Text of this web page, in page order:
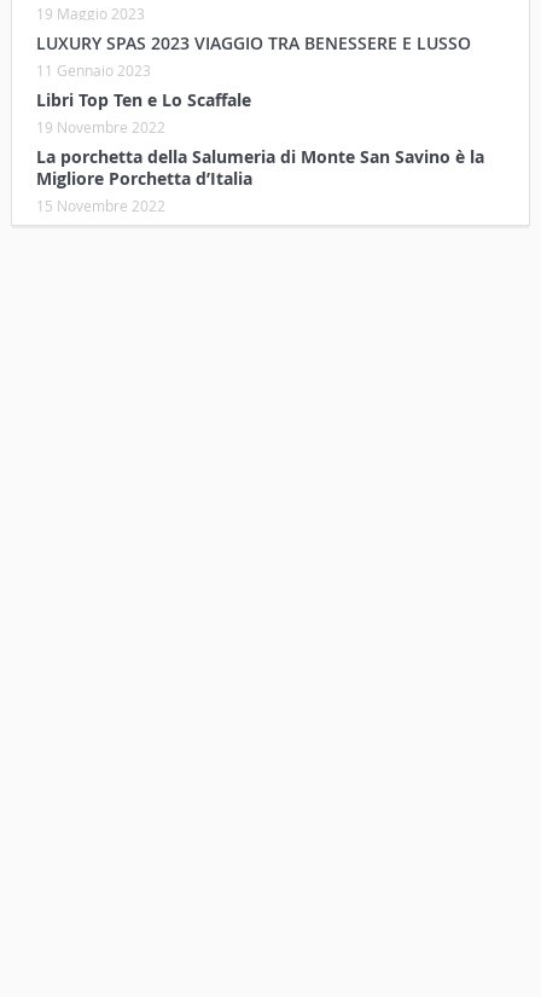
19 Maggio 2023
LUXURY SPAS 2023 VIAGGIO TRA BENESSERE E LUSSO
11 Gennaio 2023
Libri Top Ten e Lo Scaffale
19 Novembre 2022
La porchetta della Salumeria di Monte San Savino è la
Migliore Porchetta d’Italia
15 Novembre 2022